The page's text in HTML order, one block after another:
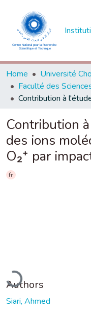
Home
Contribution
des ions
O₂⁺ par
fr
Loading...
Authors
Siari, Ahmed